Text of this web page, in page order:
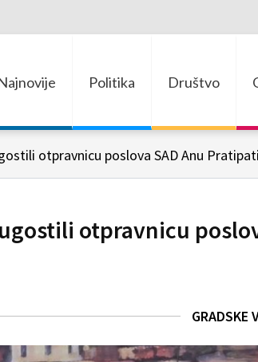
Politika Društvo
otpravnicu poslova SAD Anu Pratipati
otpravnicu
GRADSKE